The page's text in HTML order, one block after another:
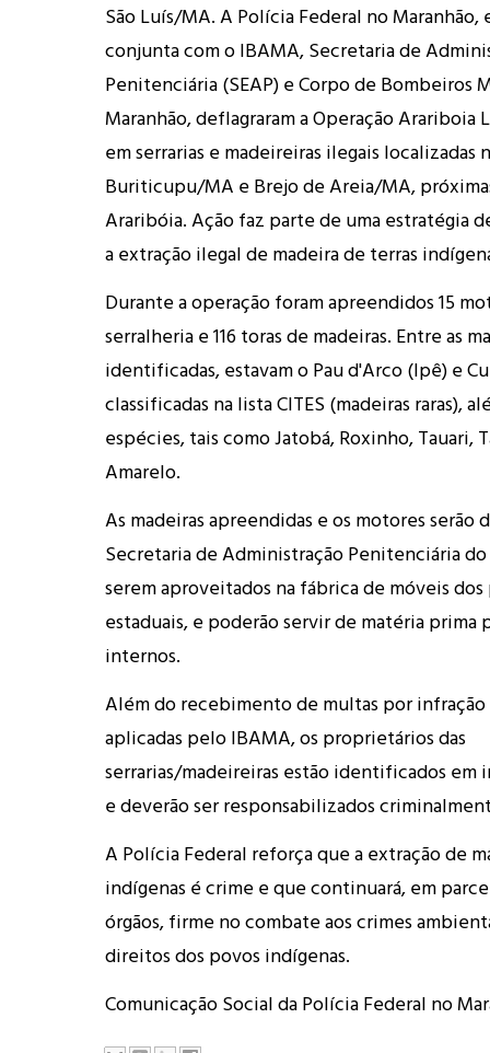
São Luís/MA. A Polícia Federal no Maranhão,
conjunta com o IBAMA, Secretaria de
Penitenciária (SEAP) e Corpo de Bombeiros
Maranhão, deflagraram a Operação Arariboia
em serrarias e madeireiras ilegais localizadas
Buriticupu/MA e Brejo de Areia/MA,
Araribóia. Ação faz parte de uma estratégia
a extração ilegal de madeira de terras
Durante a operação foram apreendidos 15
serralheria e 116 toras de madeiras. Entre as
identificadas, estavam o Pau d'Arco (Ipê) e
classificadas na lista CITES (madeiras raras),
espécies, tais como Jatobá, Roxinho, Tauari,
Amarelo.
As madeiras apreendidas e os motores serão
Secretaria de Administração Penitenciária do
serem aproveitados na fábrica de móveis
estaduais, e poderão servir de matéria prima
internos.
Além do recebimento de multas por
aplicadas pelo IBAMA, os proprietários das
serrarias/madeireiras estão identificados
e deverão ser responsabilizados
A Polícia Federal reforça que a extração de
indígenas é crime e que continuará, em
órgãos, firme no combate aos crimes
direitos dos povos indígenas.
Comunicação Social da Polícia Federal no